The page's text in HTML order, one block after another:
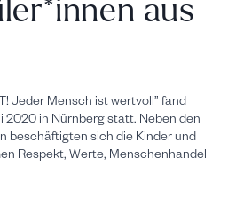
aus
Jeder Mensch ist wertvoll” fand
2020 in Nürnberg statt. Neben den
beschäftigten sich die Kinder und
Respekt, Werte, Menschenhandel